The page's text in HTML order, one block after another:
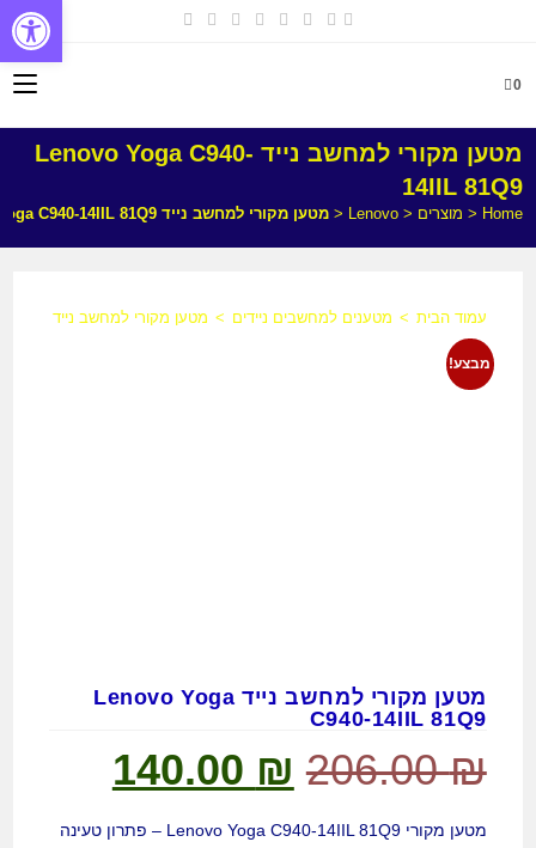
0
מטען מקורי למחשב נייד Lenovo Yoga C940-
14IIL 81Q9
Home
< מוצרים <
Lenovo
<מטען מקורי למחשב נייד Lenovo Yoga C940-14IIL 81Q9
עמוד הבית > מטענים למחשבים ניידים > מטען מקורי למחשב נייד Lenovo Yoga C940-14IIL 81Q9
מבצע!
מטען מקורי למחשב נייד Lenovo Yoga
C940-14IIL 81Q9
206.00₪
140.00 ₪
מטען מקורי Lenovo Yoga C940-14IIL 81Q9 – פתרון טעינה